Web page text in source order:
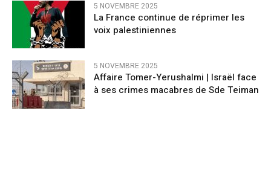
5 NOVEMBRE 2025
La France continue de réprimer les
voix palestiniennes
5 NOVEMBRE 2025
Affaire Tomer-Yerushalmi | Israël face
à ses crimes macabres de Sde Teiman